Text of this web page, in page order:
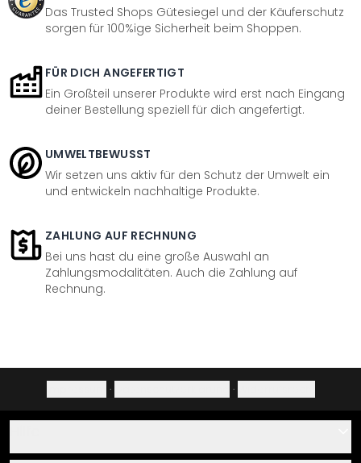
Das Trusted Shops Gütesiegel und der Käuferschutz
sorgen für 100%ige Sicherheit beim Shoppen.
FÜR DICH ANGEFERTIGT
Ein Großteil unserer Produkte wird erst nach Eingang
deiner Bestellung speziell für dich angefertigt.
UMWELTBEWUSST
Wir setzen uns aktiv für den Schutz der Umwelt ein
und entwickeln nachhaltige Produkte.
ZAHLUNG AUF RECHNUNG
Bei uns hast du eine große Auswahl an
Zahlungsmodalitäten. Auch die Zahlung auf
Rechnung.
· ·